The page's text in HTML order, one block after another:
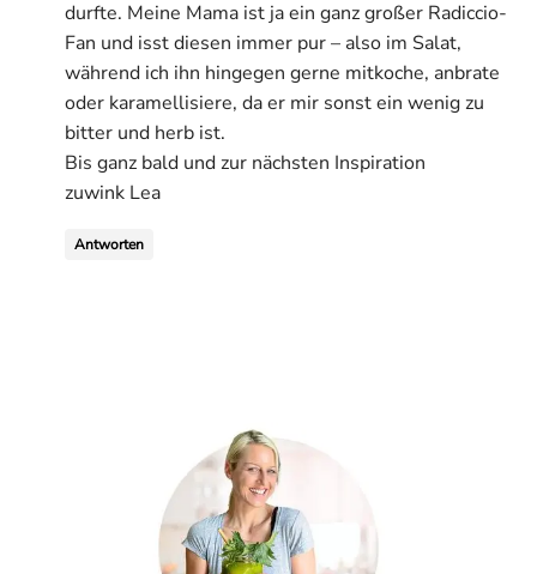
durfte. Meine Mama ist ja ein ganz großer Radiccio-
Fan und isst diesen immer pur – also im Salat,
während ich ihn hingegen gerne mitkoche, anbrate
oder karamellisiere, da er mir sonst ein wenig zu
bitter und herb ist.
Bis ganz bald und zur nächsten Inspiration
zuwink Lea
Antworten